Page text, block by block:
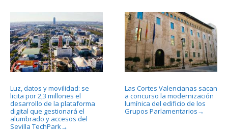
Luz, datos y movilidad: se
licita por 2,3 millones el
desarrollo de la plataforma
digital que gestionará el
alumbrado y accesos del
Sevilla TechPark→
Las Cortes Valencianas sacan
a concurso la modernización
lumínica del edificio de los
Grupos Parlamentarios →